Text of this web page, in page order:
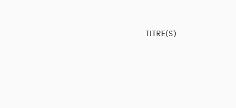
TITRE(S)